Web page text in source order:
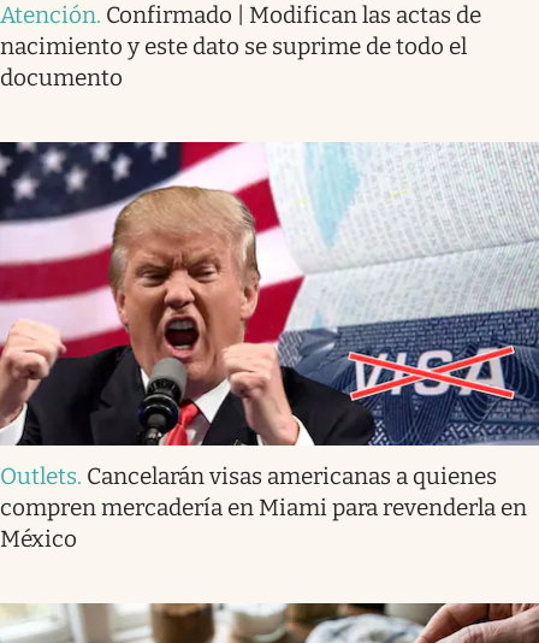
Atención. Confirmado | Modifican las actas de
nacimiento y este dato se suprime de todo el
documento
Outlets. Cancelarán visas americanas a quienes
compren mercadería en Miami para revenderla en
México